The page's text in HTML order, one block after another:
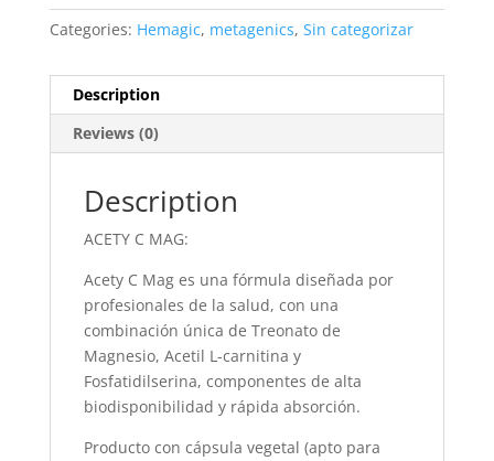
Categories: Hemagic, metagenics, Sin categorizar
Description
Reviews (0)
Description
ACETY C MAG:
Acety C Mag es una fórmula diseñada por
profesionales de la salud, con una
combinación única de Treonato de
Magnesio, Acetil L-carnitina y
Fosfatidilserina, componentes de alta
biodisponibilidad y rápida absorción.
Producto con cápsula vegetal (apto para